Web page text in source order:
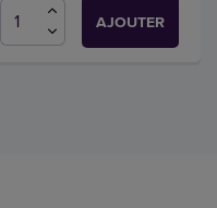
AJOUTER